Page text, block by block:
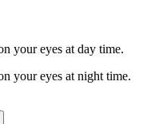
your eyes at day time.
your eyes at night time.